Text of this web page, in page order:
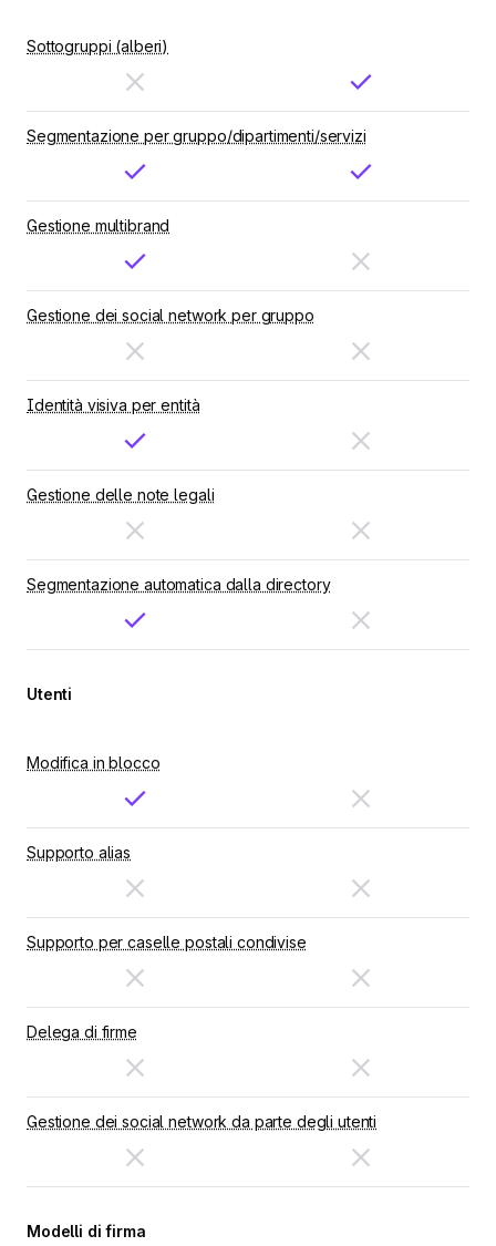
Sottogruppi (alberi)
Segmentazione per gruppo/dipartimenti/servizi
Gestione multibrand
Gestione dei social network per gruppo
Identità visiva per entità
Gestione delle note legali
Segmentazione automatica dalla directory
Utenti
Modifica in blocco
Supporto alias
Supporto per caselle postali condivise
Delega di firme
Gestione dei social network da parte degli utenti
Modelli di firma